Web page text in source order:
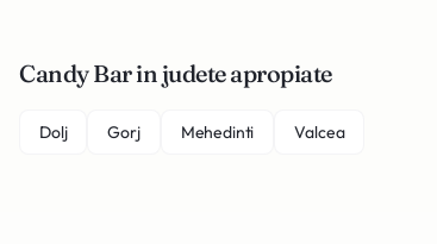
Candy Bar in judete apropiate
Dolj Gorj Mehedinti Valcea